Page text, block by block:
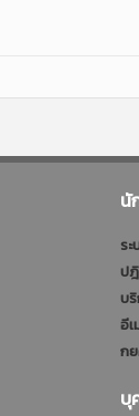
นั
ร
ป
บ
อี
ก
บุ